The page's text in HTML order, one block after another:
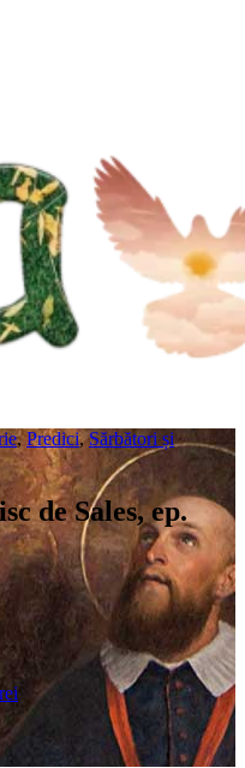
,Predici,Sărbători și
de Sales, ep.